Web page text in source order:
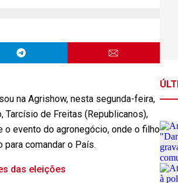
na Agrishow, nesta segunda-feira,
Tarcísio de Freitas (Republicanos),
o evento do agronegócio, onde o filho
comandar o País.
das eleições